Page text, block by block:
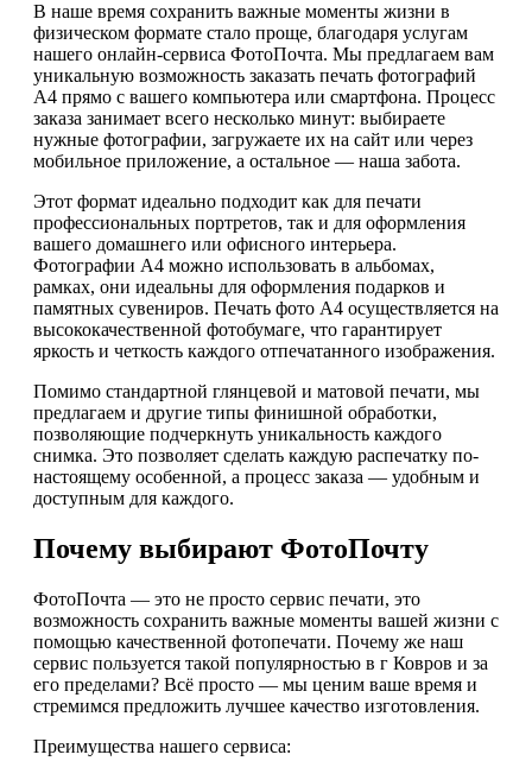
В наше время сохранить важные моменты жизни в
физическом формате стало проще, благодаря услугам
нашего онлайн-сервиса ФотоПочта. Мы предлагаем вам
уникальную возможность заказать печать фотографий
А4 прямо с вашего компьютера или смартфона. Процесс
заказа занимает всего несколько минут: выбираете
нужные фотографии, загружаете их на сайт или через
мобильное приложение, а остальное — наша забота.
Этот формат идеально подходит как для печати
профессиональных портретов, так и для оформления
вашего домашнего или офисного интерьера.
Фотографии А4 можно использовать в альбомах,
рамках, они идеальны для оформления подарков и
памятных сувениров. Печать фото А4 осуществляется на
высококачественной фотобумаге, что гарантирует
яркость и четкость каждого отпечатанного изображения.
Помимо стандартной глянцевой и матовой печати, мы
предлагаем и другие типы финишной обработки,
позволяющие подчеркнуть уникальность каждого
снимка. Это позволяет сделать каждую распечатку по-
настоящему особенной, а процесс заказа — удобным и
доступным для каждого.
Почему выбирают ФотоПочту
ФотоПочта — это не просто сервис печати, это
возможность сохранить важные моменты вашей жизни с
помощью качественной фотопечати. Почему же наш
сервис пользуется такой популярностью в г Ковров и за
его пределами? Всё просто — мы ценим ваше время и
стремимся предложить лучшее качество изготовления.
Преимущества нашего сервиса: